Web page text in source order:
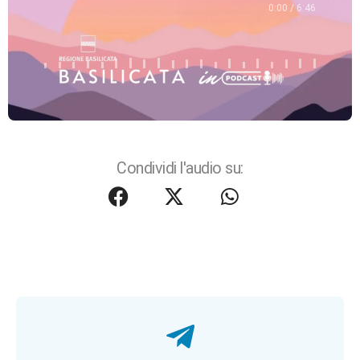
0:00 / 6:46
Condividi l'audio su: